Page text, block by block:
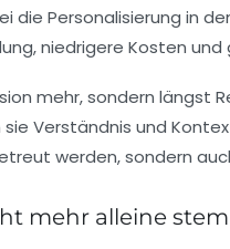
Personalisierung in
niedrigere Kosten
mehr, sondern
Verständnis und
werden, sondern
mehr alleine